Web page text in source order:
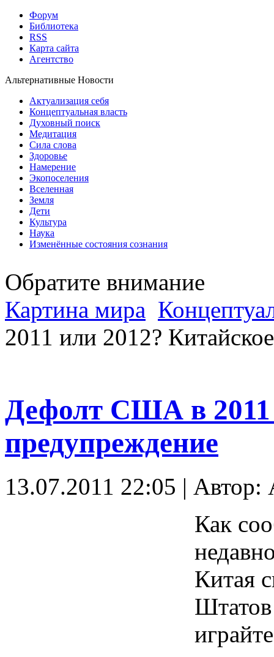
Форум
Библиотека
RSS
Карта сайта
Агентство
Альтернативные Новости
Актуализация себя
Концептуальная власть
Духовный поиск
Медитация
Сила слова
Здоровье
Намерение
Экопоселения
Вселенная
Земля
Дети
Культура
Наука
Изменённые состояния сознания
Обратите внимание
Картина мира
2011 или 2012?
Дефолт США в 2011
предупреждение
13.07.2011 22:05 |
Как
Китая